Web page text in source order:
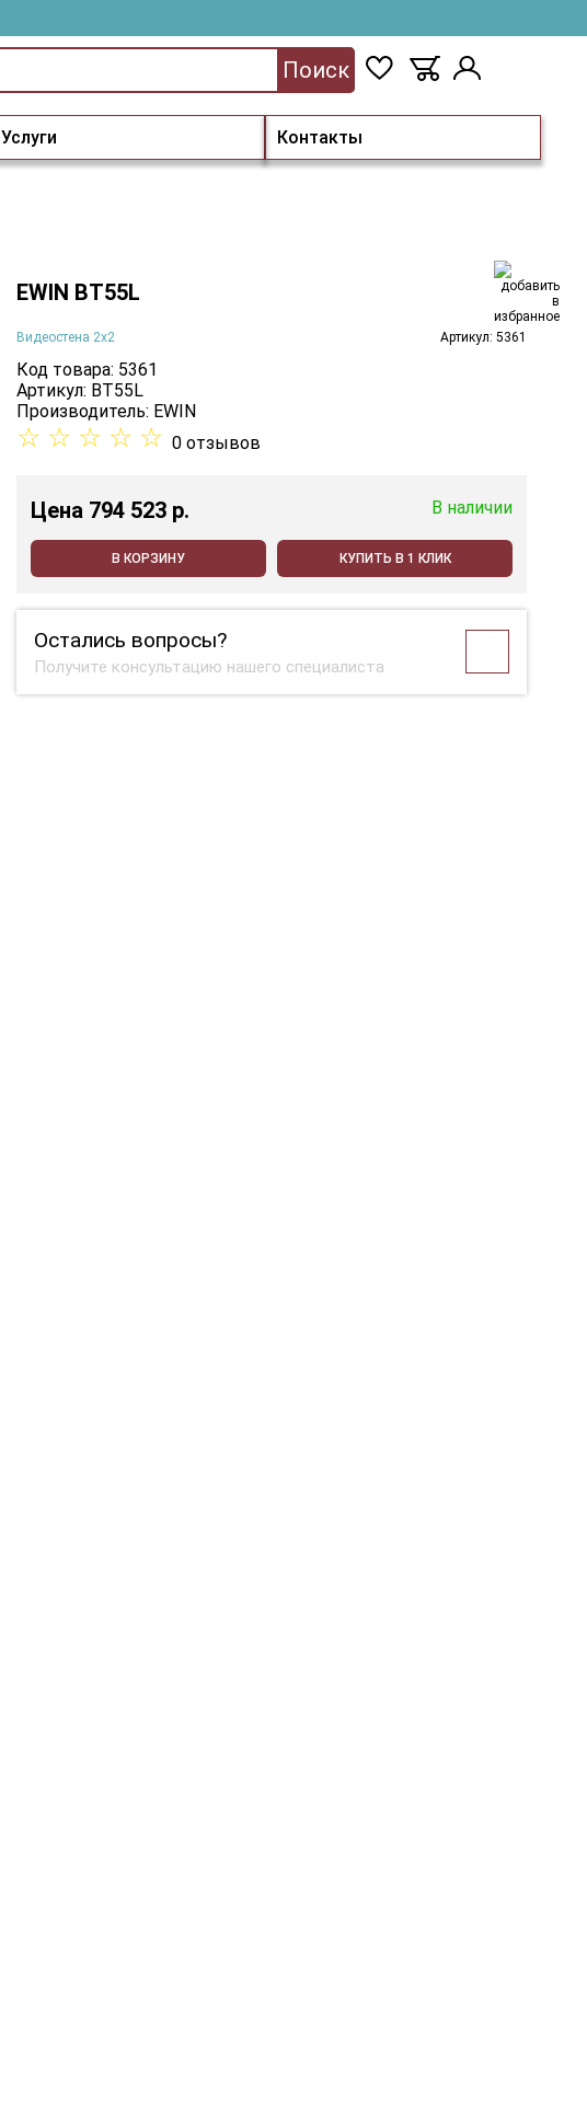
Услуги Контакты
Поиск
EWIN BT55L
Видеостена 2x2 Артикул: 5361
Код товара: 5361
Артикул: BT55L
Производитель: EWIN
☆ ☆ ☆ ☆ ☆ 0 отзывов
Цена 794 523 p. В наличии
В КОРЗИНУ КУПИТЬ В 1 КЛИК
Остались вопросы?
Получите консультацию нашего специалиста